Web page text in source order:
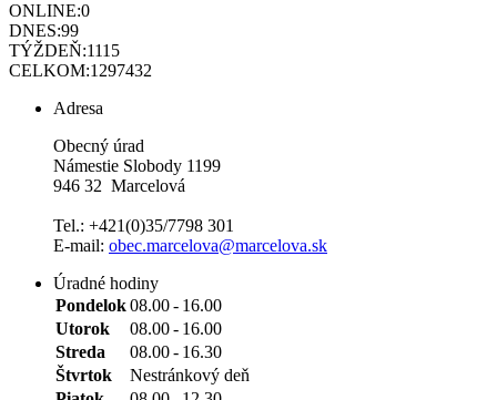
ONLINE:0
DNES:99
TÝŽDEŇ:1115
CELKOM:1297432
Adresa
Obecný úrad
Námestie Slobody 1199
946 32 Marcelová
Tel.: +421(0)35/7798 301
E-mail: obec.marcelova@marcelova.sk
Úradné hodiny
Pondelok08.00- 16.00
Utorok
08.00- 16.00
Streda
08.00- 16.30
Štvrtok
Nestránkový deň